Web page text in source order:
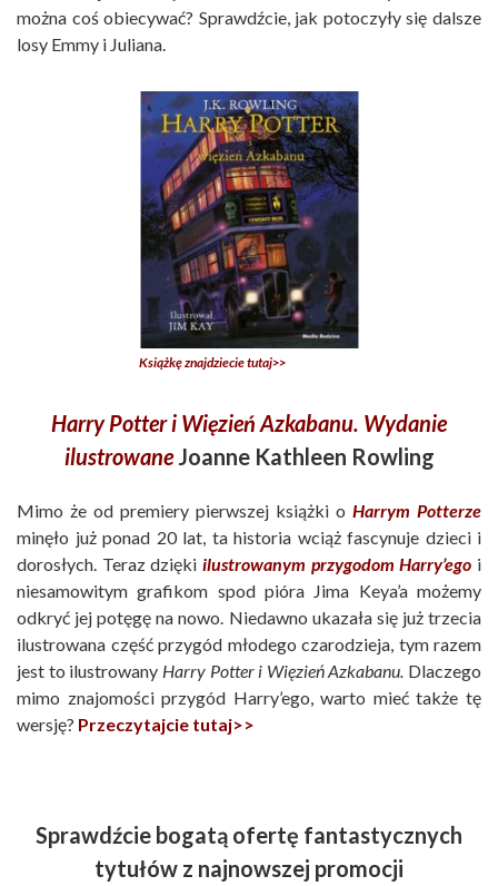
można coś obiecywać? Sprawdźcie, jak potoczyły się dalsze
losy Emmy i Juliana.
Książkę znajdziecie tutaj>>
Harry Potter i Więzień Azkabanu. Wydanie
ilustrowaneJoanne Kathleen Rowling
Mimo że od premiery pierwszej książki o Harrym Potterze
minęło już ponad 20 lat, ta historia wciąż fascynuje dzieci i
dorosłych. Teraz dzięki ilustrowanym przygodom Harry’ego i
niesamowitym grafikom spod pióra Jima Keya’a możemy
odkryć jej potęgę na nowo. Niedawno ukazała się już trzecia
ilustrowana część przygód młodego czarodzieja, tym razem
jest to ilustrowany Harry Potter i Więzień Azkabanu. Dlaczego
mimo znajomości przygód Harry’ego, warto mieć także tę
wersję? Przeczytajcie tutaj>>
Sprawdźcie bogatą ofertę fantastycznych
tytułów z najnowszej promocji